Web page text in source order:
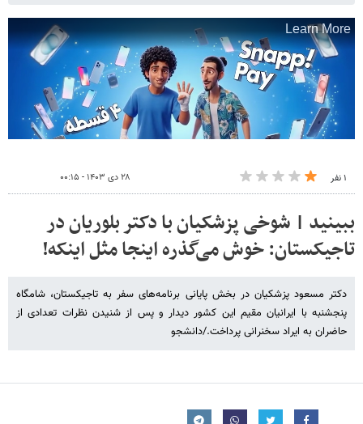
۱ نفر ۲۸ دی ۱۴۰۳ - ۰۰:۱۵
ببینید | شوخی پزشکیان با دکتر بلوریان در
تاجیکستان: خوش می‌گذره اینجا مثل اینکه!
دکتر مسعود پزشکیان در بخش پایانی برنامه‌های سفر به تاجیکستان، شامگاه
پنجشنبه با ایرانیان مقیم این کشور دیدار و پس از شنیدن نظرات تعدادی از
حاضران به ایراد سخنرانی پرداخت./دانشجو